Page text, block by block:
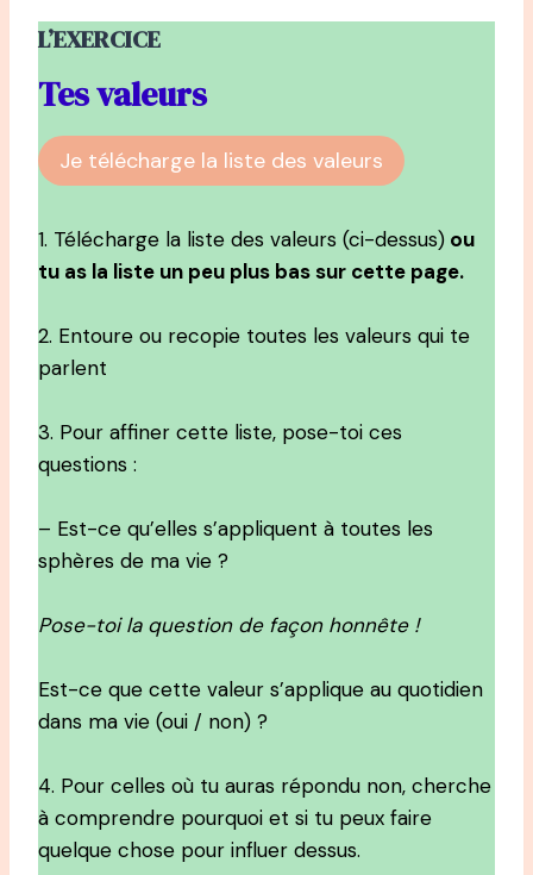
L’EXERCICE
Tes valeurs
Je télécharge la liste des valeurs
1. Télécharge la liste des valeurs (ci-dessus) ou
tu as la liste un peu plus bas sur cette page.
2. Entoure ou recopie toutes les valeurs qui te
parlent
3. Pour affiner cette liste, pose-toi ces
questions :
– Est-ce qu’elles s’appliquent à toutes les
sphères de ma vie ?
Pose-toi la question de façon honnête !
Est-ce que cette valeur s’applique au quotidien
dans ma vie (oui / non) ?
4. Pour celles où tu auras répondu non, cherche
à comprendre pourquoi et si tu peux faire
quelque chose pour influer dessus.